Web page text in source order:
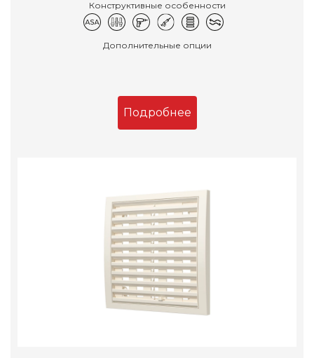
Конструктивные особенности
Дополнительные опции
Подробнее